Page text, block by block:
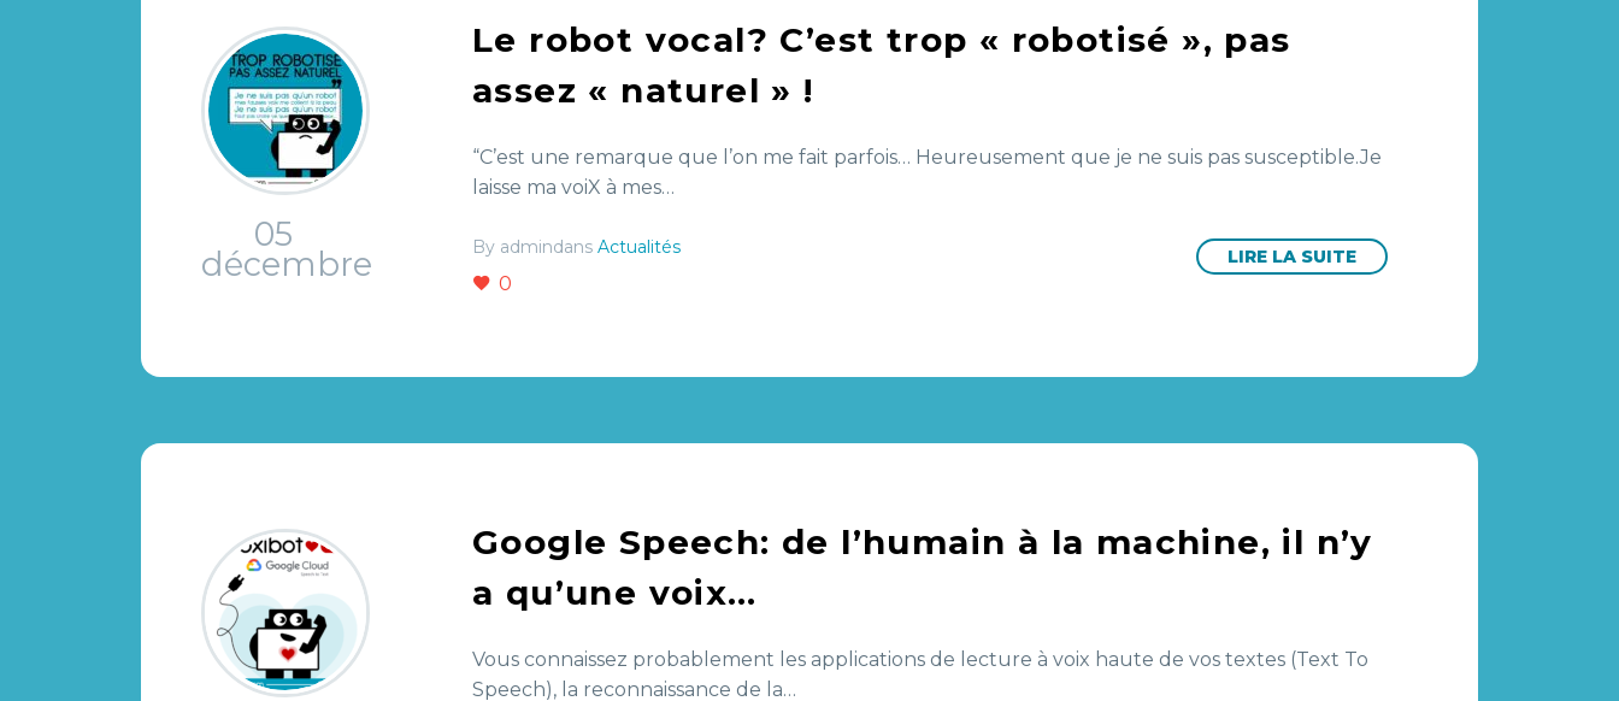
05
décembre
Le robot vocal? C’est trop « robotisé », pas
assez « naturel » !
“C’est une remarque que l’on me fait parfois… Heureusement que je ne suis pas susceptible.Je
laisse ma voiX à mes…
By admindans Actualités
0
LIRE LA SUITE
Google Speech: de l’humain à la machine, il n’y
a qu’une voix…
Vous connaissez probablement les applications de lecture à voix haute de vos textes (Text To
Speech), la reconnaissance de la…